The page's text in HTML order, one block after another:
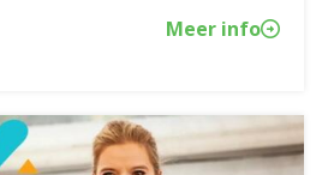
Meer info